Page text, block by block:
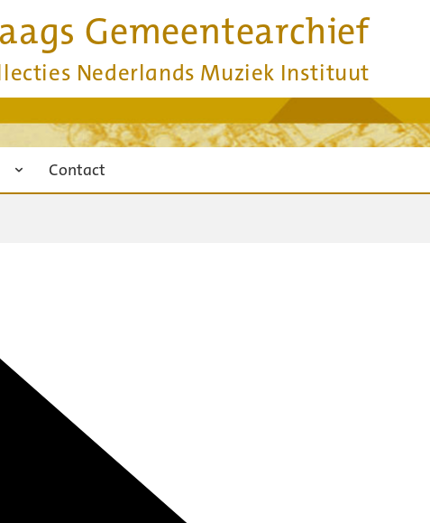
Gemeentearchief
Nederlands Muziek Instituut
Contact